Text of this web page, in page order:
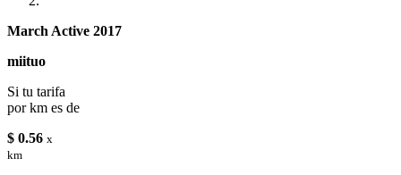
March Active 2017
miituo
Si tu tarifa
por km es de
$ 0.56 x
km